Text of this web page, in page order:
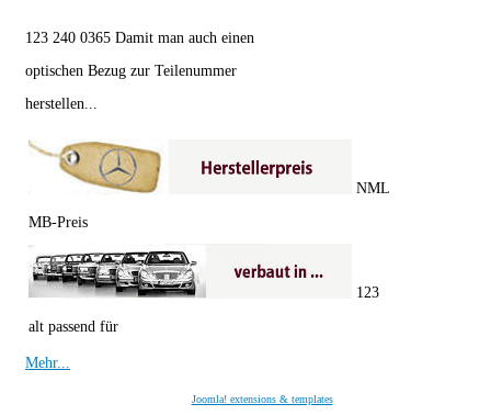
123 240 0365 Damit man auch einen
optischen Bezug zur Teilenummer
herstellen...
MB-Preis
NML
alt passend für
123
Mehr...
Joomla! extensions & templates